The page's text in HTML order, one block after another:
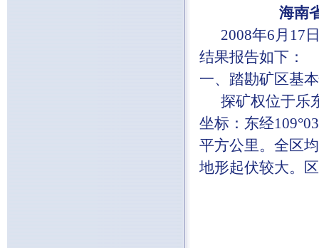
海南
2008年6月17日
结果报告如下：
一、踏勘矿区基
探矿权位于乐
坐标：东经
平方公里。全区
地形起伏较大。